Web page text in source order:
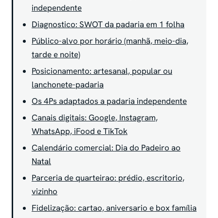
independente
Diagnostico: SWOT da padaria em 1 folha
Público-alvo por horário (manhã, meio-dia,
tarde e noite)
Posicionamento: artesanal, popular ou
lanchonete-padaria
Os 4Ps adaptados a padaria independente
Canais digitais: Google, Instagram,
WhatsApp, iFood e TikTok
Calendário comercial: Dia do Padeiro ao
Natal
Parceria de quarteirao: prédio, escritorio,
vizinho
Fidelização: cartao, aniversario e box família